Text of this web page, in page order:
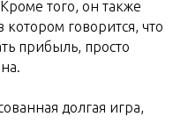
того, он также
говорится, что
прибыль, просто
долгая игра,